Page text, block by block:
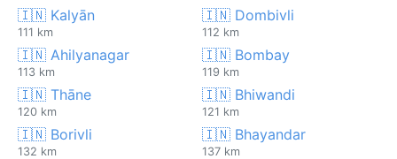
🇮🇳 Kalyān
111 km
🇮🇳 Dombivli
112 km
🇮🇳 Ahilyanagar
113 km
🇮🇳 Bombay
119 km
🇮🇳 Thāne
120 km
🇮🇳 Bhiwandi
121 km
🇮🇳 Borivli
132 km
🇮🇳 Bhayandar
137 km